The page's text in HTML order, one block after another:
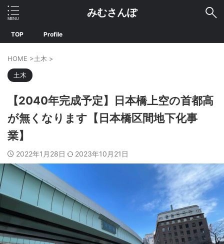
みむさんぽ
TOP Profile
HOME >土木 >
土木
【2040年完成予定】日本橋上空の首都高
が無くなります【日本橋区間地下化事
業】
2022年1月28日 2023年10月21日